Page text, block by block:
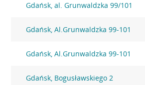
Gdańsk, al. Grunwaldzka 99/101
Gdańsk, Al.Grunwaldzka 99-101
Gdańsk, Al.Grunwaldzka 99-101
Gdańsk, Bogusławskiego 2